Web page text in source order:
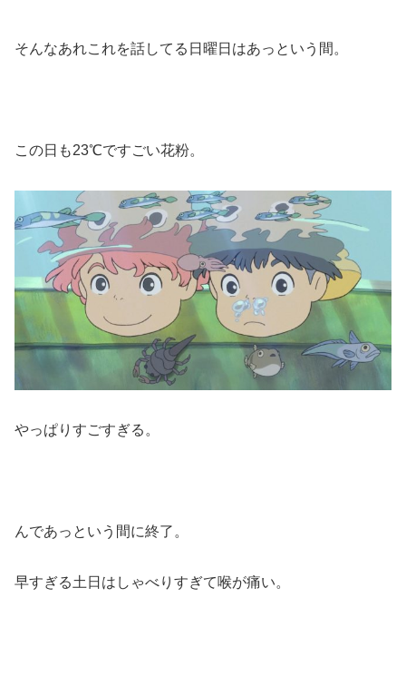
そんなあれこれを話してる日曜日はあっという間。
この日も23℃ですごい花粉。
やっぱりすごすぎる。
んであっという間に終了。
早すぎる土日はしゃべりすぎて喉が痛い。